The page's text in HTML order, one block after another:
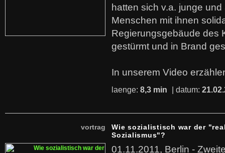
hatten sich v.a. junge
Menschen mit ihnen
Regierungsgebäude des
gestürmt und in Brand
In unserem Video
laenge: 8,3 min | datum:
vortrag
Wie sozialistisch war der
Sozialismus"?
01.11.2011, Berlin -